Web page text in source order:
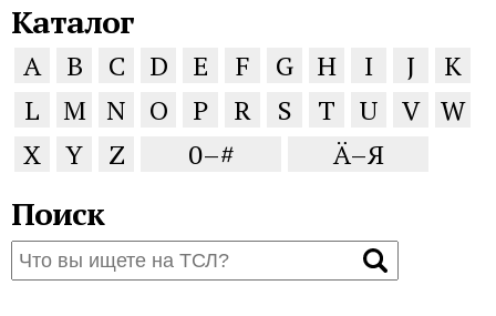
Каталог
A B C D E F G H I J
K
L
M N O P R S T U V W
X
Y Z 0–# Ä–Я
Поиск